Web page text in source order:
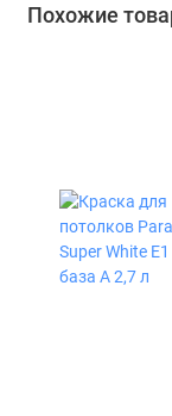
Похожие